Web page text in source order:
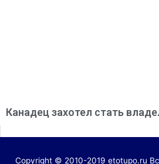
Канадец захотел стать
Copyright © 2010-2019 etotupo.ru